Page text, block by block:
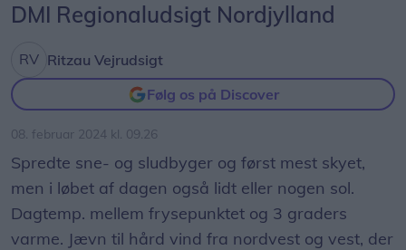
DMI Regionaludsigt Nordjylland
Ritzau Vejrudsigt
Følg os på Discover
08. februar 2024 kl. 09.26
Spredte sne- og sludbyger og først mest skyet,
men i løbet af dagen også lidt eller nogen sol.
Dagtemp. mellem frysepunktet og 3 graders
varme. Jævn til hård vind fra nordvest og vest, der